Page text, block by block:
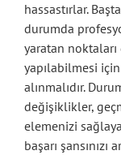
hassastırlar.
durumda
yaratan
yapılabilmesi
alınmalıdır.
değişiklikler,
elemenizi
başarı şansınızı